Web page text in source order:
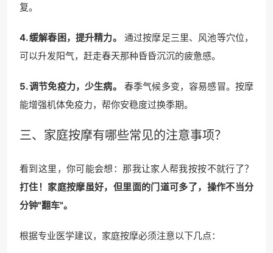
复。
4. 缓解春困，提升精力。
通过按摩足三里、风池等穴位，
可以升发阳气，赶走春天那种昏昏沉沉的疲惫感。
5. 调节免疫力，少生病。
春季气候多变，容易感冒。按摩
能增强机体免疫力，帮你安稳度过换季期。
三、 家庭按摩有哪些常见的注意事项？
看到这里，你可能会想：那我让家人帮我按按不就行了？
打住！家庭按摩虽好，但里面的门道可多了，操作不当分
分钟"翻车"。
根据专业医学建议，家庭按摩必须注意以下几点：